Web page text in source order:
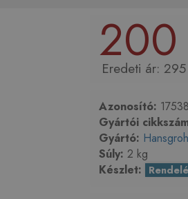
Azonosító:
Gyártói
Gyártó:
Súly: 2 kg
Készlet: